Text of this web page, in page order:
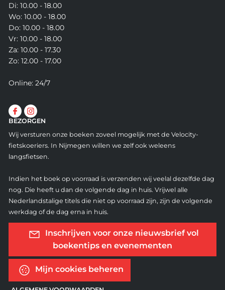
Di: 10.00 - 18.00
Wo: 10.00 - 18.00
Do: 10.00 - 18.00
Vr: 10.00 - 18.00
Za: 10.00 - 17.30
Zo: 12.00 - 17.00
Online: 24/7
BEZORGEN
Wij versturen onze boeken zoveel mogelijk met de Velocity-
fietskoeriers. In Nijmegen willen we zelf ook weleens
langsfietsen.
Indien het boek op voorraad is verzenden wij veelal dezelfde dag
nog. Die heeft u dan de volgende dag in huis. Vrijwel alle
Nederlandstalige titels die niet op voorraad zijn, zijn de volgende
werkdag of de dag erna in huis.
Inschrijven voor onze nieuwsbrief vol
boekentips en evenementen
Mijn cookies beheren